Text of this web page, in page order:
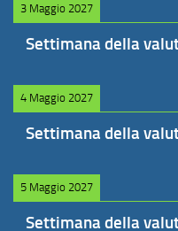
3 Maggio 2027
Settimana della
4 Maggio 2027
Settimana della
5 Maggio 2027
Settimana della